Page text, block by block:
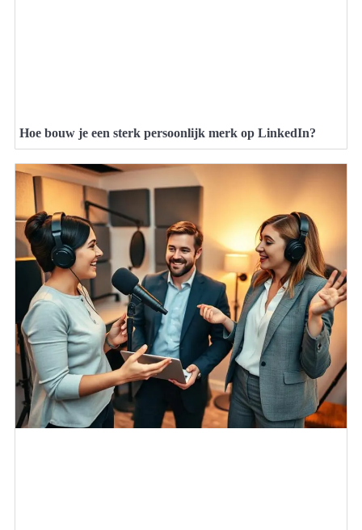
Hoe bouw je een sterk persoonlijk merk op LinkedIn?